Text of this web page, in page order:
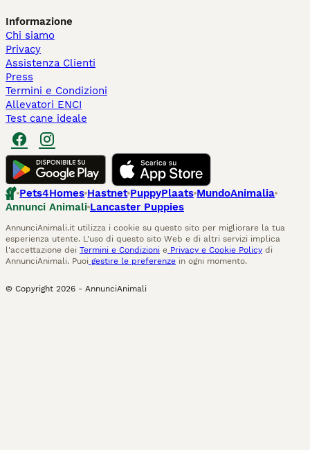
Informazione
Chi siamo
Privacy
Assistenza Clienti
Press
Termini e Condizioni
Allevatori ENCI
Test cane ideale
Pets4Homes Hastnet PuppyPlaats MundoAnimalia
Annunci Animali Lancaster Puppies
AnnunciAnimali.it utilizza i cookie su questo sito per migliorare la tua
esperienza utente. L'uso di questo sito Web e di altri servizi implica
l'accettazione dei Termini e Condizioni e Privacy e Cookie Policy di
AnnunciAnimali. Puoi gestire le preferenze in ogni momento.
© Copyright 2026 - AnnunciAnimali